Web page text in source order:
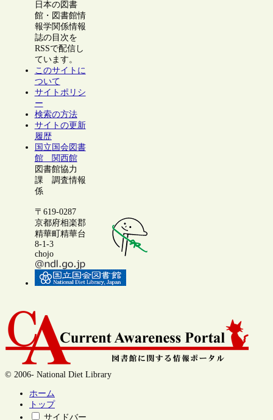
日本の図書
館・図書館情
報学関係情報
誌の目次を
RSSで配信し
ています。
このサイトに
ついて
サイトポリシ
ー
検索の方法
サイトの更新
履歴
国立国会図書
館 関西館
図書館協力
課 調査情報
係
〒619-0287
京都府相楽郡
精華町精華台
8-1-3
chojo
© 2006- National Diet Library
ホーム
トップ
サイドバー